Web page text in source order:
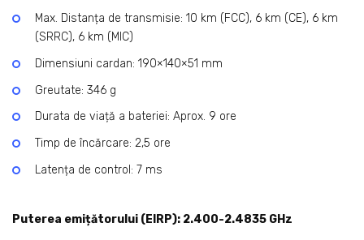
Max. Distanța de transmisie: 10 km (FCC), 6 km (CE), 6 km
(SRRC), 6 km (MIC)
Dimensiuni cardan: 190×140×51 mm
Greutate: 346 g
Durata de viață a bateriei: Aprox. 9 ore
Timp de încărcare: 2,5 ore
Latența de control: 7 ms
Puterea emițătorului (EIRP): 2.400-2.4835 GHz